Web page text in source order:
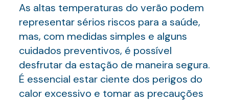
As altas temperaturas do verão podem
representar sérios riscos para a saúde,
mas, com medidas simples e alguns
cuidados preventivos, é possível
desfrutar da estação de maneira segura.
É essencial estar ciente dos perigos do
calor excessivo e tomar as precauções